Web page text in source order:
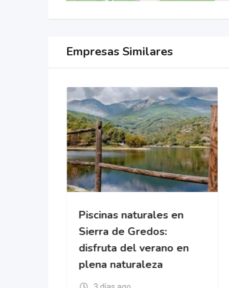
Empresas Similares
Piscinas naturales en
Sierra de Gredos:
disfruta del verano en
plena naturaleza